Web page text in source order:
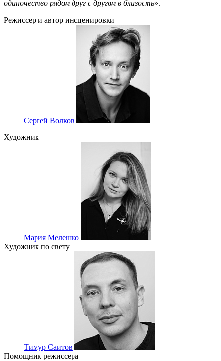
одиночество рядом друг с другом в близость».
Режиссер и автор инсценировки
Сергей Волков
Художник
Мария Мелешко
Художник по свету
Тимур Саитов
Помощник режиссера